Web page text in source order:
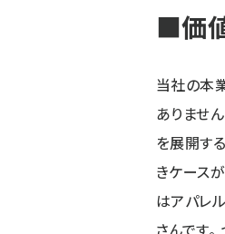
■価
当社の本
ありませ
を展開す
きケース
はアパレ
さんです